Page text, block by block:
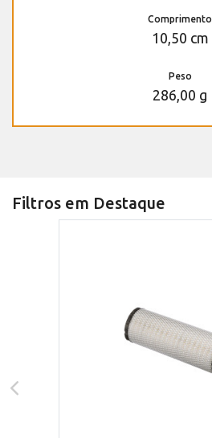
Comprimento
10,50 cm
Peso
286,00 g
Filtros em Destaque